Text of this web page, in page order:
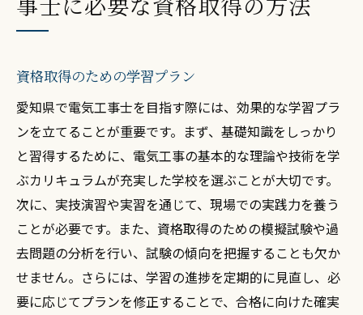
資格取得のための学習プラン
愛知県で電気工事士を目指す際には、効果的な学習プラ
ンを立てることが重要です。まず、基礎知識をしっかり
と習得するために、電気工事の基本的な理論や技術を学
ぶカリキュラムが充実した学校を選ぶことが大切です。
次に、実技演習や実習を通じて、現場での実践力を養う
ことが必要です。また、資格取得のための模擬試験や過
去問題の分析を行い、試験の傾向を把握することも欠か
せません。さらには、学習の進捗を定期的に見直し、必
要に応じてプランを修正することで、合格に向けた確実